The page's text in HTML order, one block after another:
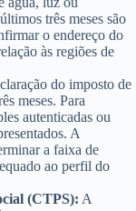
três meses são
o endereço do
às regiões de
do imposto de
meses. Para
autenticadas ou
A
a faixa de
ao perfil do
(CTPS): A